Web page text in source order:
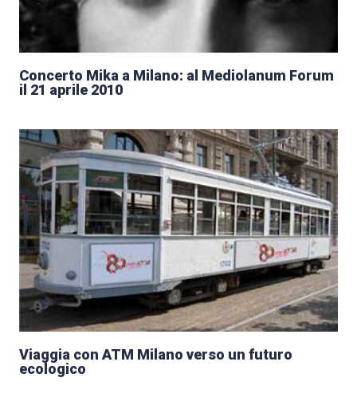
Concerto Mika a Milano: al Mediolanum Forum
il 21 aprile 2010
Viaggia con ATM Milano verso un futuro
ecologico